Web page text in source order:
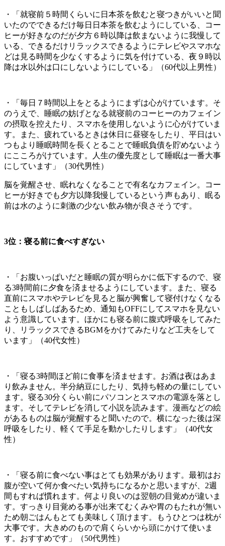
・「就寝前５時間くらいに日本茶を飲むと寝つきがいいと聞
いたのでできるだけ毎日日本茶を飲むようにしている、コー
ヒーが好きなのだが夕方６時以降は飲まないように我慢して
いる、できるだけリラックスできるようにテレビやスマホな
どは見る時間を少なくするように気を付けている、夜９時以
降は水以外は口にしないようにしている」（60代以上男性）
・「毎日７時間以上をとるようにまずは心がけています。そ
のうえで、睡眠の妨げとなる就寝前のコーヒーのカフェイン
の摂取を控えたり、スマホを使用しないように心がけていま
す。また、疲れているときは休日に昼寝をしたり、平日はい
つもより睡眠時間を長くとることで睡眠負債を貯めないよう
にこころがけています。人生の優先度として睡眠は一番大事
にしています」（30代男性）
脳を覚醒させ、眠れなくなることで有名なカフェイン。コー
ヒーが好きでも夕方以降我慢しているという声もあり、眠る
前は水のように刺激の少ない飲み物が良さそうです。
3位：寝る前に食べすぎない
・「お腹いっぱいだと睡眠の質が明らかに低下するので、寝
る3時間前に夕食を済ませるようにしています。また、寝る
直前にスマホやテレビを見ると脳が興奮して寝付けなくなる
こともしばしばあるため、通知もOFFにしてスマホを見ない
よう意識しています。ほかにも寝る前に腹式呼吸をしてみた
り、リラックスできるBGMをかけてみたりなど工夫をして
います」（40代女性）
・「寝る3時間ほど前に食事を済ませます。お酒は夜はあま
り飲みません。半分納豆にしたり、気持ち軽めの量にしてい
ます。寝る30分くらい前にパソコンとスマホの電源を落とし
ます。そしてテレビを消して小説を読みます。漫画などの絵
があるものは脳が覚醒すると聞いたので。横になった後は深
呼吸をしたり、軽くて手足を動かしたりします」（40代女
性）
・「寝る前に食べない事はとても効果があります。最初はお
腹が空いて何か食べたい気持ちになるかと思いますが、2週
間もすれば慣れます。何より良いのは翌朝の目覚めが違いま
す。すっきり目覚める事が出来てむくみや胃のもたれが無い
ため朝ごはんもとても美味しく頂けます。もうひとつは枕が
大事です。大きめのもので肩くらいから頭にかけて使いま
す。おすすめです」（50代男性）